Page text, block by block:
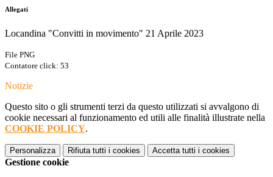
Allegati
Locandina "Convitti in movimento" 21 Aprile 2023
File PNG
Contatore click: 53
Notizie
Questo sito o gli strumenti terzi da questo utilizzati si avvalgono di
cookie necessari al funzionamento ed utili alle finalità illustrate nella
COOKIE POLICY.
Personalizza Rifiuta tutti i cookies Accetta tutti i cookies
Gestione cookie